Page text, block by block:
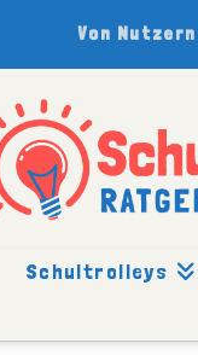
Von
Schultrolleys